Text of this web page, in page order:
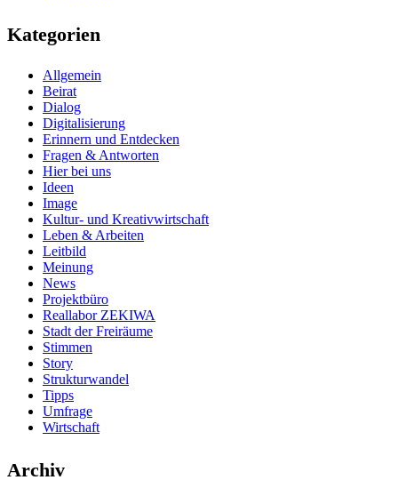
Kategorien
Allgemein
Beirat
Dialog
Digitalisierung
Erinnern und Entdecken
Fragen & Antworten
Hier bei uns
Ideen
Image
Kultur- und Kreativwirtschaft
Leben & Arbeiten
Leitbild
Meinung
News
Projektbüro
Reallabor ZEKIWA
Stadt der Freiräume
Stimmen
Story
Strukturwandel
Tipps
Umfrage
Wirtschaft
Archiv